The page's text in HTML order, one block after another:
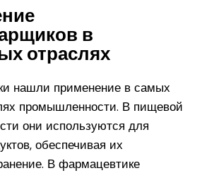
в
отраслях
нашли применение в самых
промышленности. В пищевой
они используются для
обеспечивая их
В фармацевтике